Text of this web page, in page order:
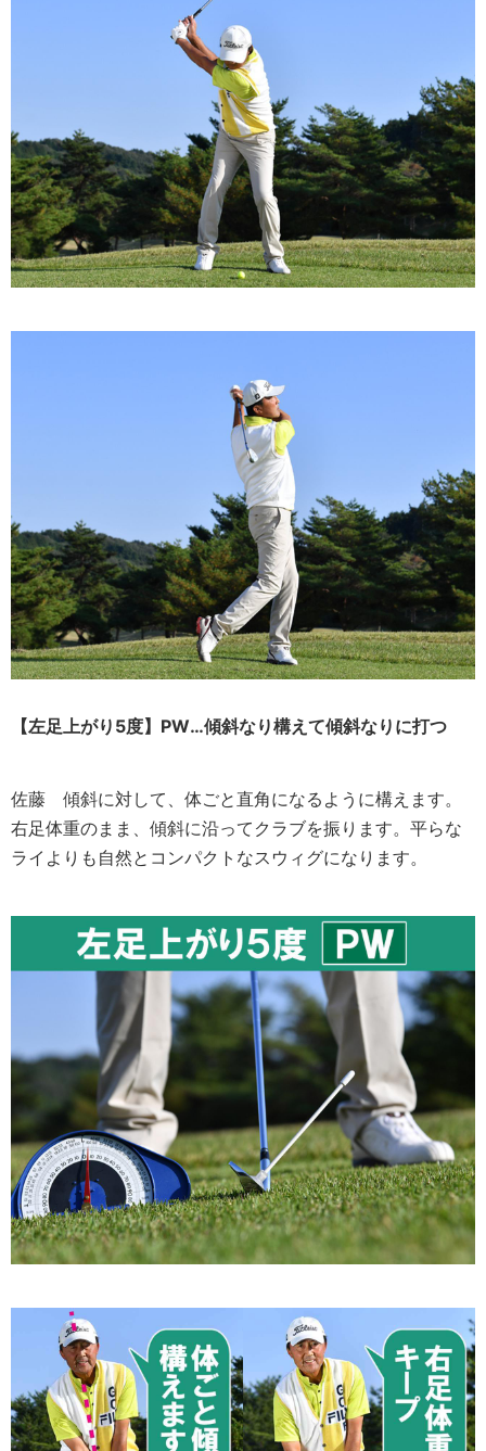
【左足上がり5度】PW…傾斜なり構えて傾斜なりに打つ
佐藤 傾斜に対して、体ごと直角になるように構えます。
右足体重のまま、傾斜に沿ってクラブを振ります。平らな
ライよりも自然とコンパクトなスウィグになります。